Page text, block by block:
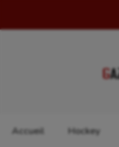
Accueil Hockey